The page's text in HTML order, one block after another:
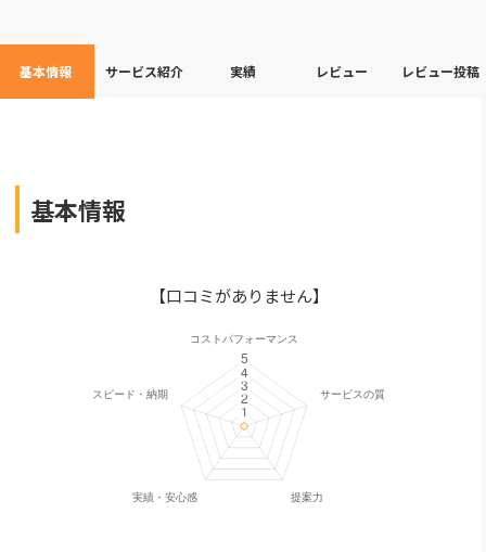
基本情報 サービス紹介 実績 レビュー レビュー投稿
基本情報
【口コミがありません】